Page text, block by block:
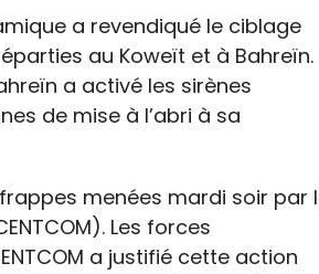
a revendiqué le ciblage
au Koweït et à Bahreïn.
a activé les sirènes
de mise à l’abri à sa
menées mardi soir par
Les forces
a justifié cette action